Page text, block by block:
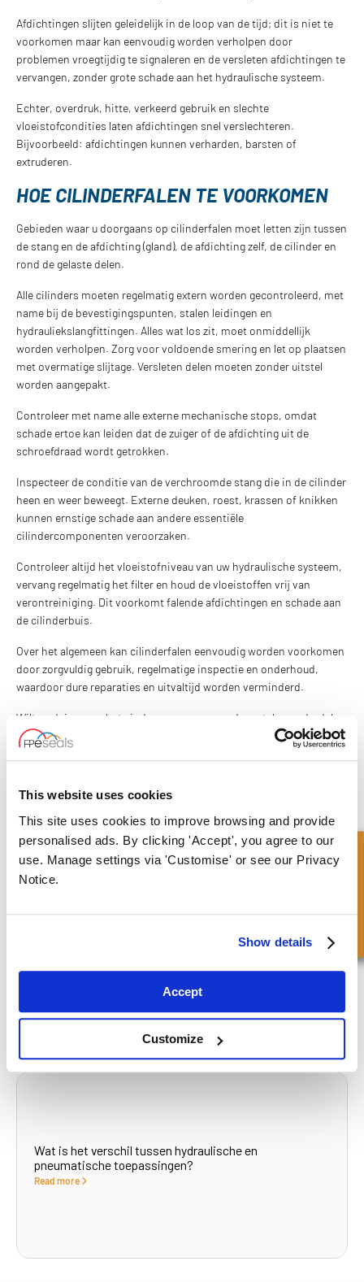
This website uses cookies
This site uses cookies to improve browsing and provide
personalised ads. By clicking 'Accept', you agree to our
use. Manage settings via 'Customise' or see our Privacy
Notice.
Show details
Accept
Customize
Afdichtingen slijten geleidelijk in de loop van de tijd; dit is niet te
voorkomen maar kan eenvoudig worden verholpen door
problemen vroegtijdig te signaleren en de versleten afdichtingen te
vervangen, zonder grote schade aan het hydraulische systeem.
Echter, overdruk, hitte, verkeerd gebruik en slechte
vloeistofcondities laten afdichtingen snel verslechteren.
Bijvoorbeeld: afdichtingen kunnen verharden, barsten of
extruderen.
HOE CILINDERFALEN TE VOORKOMEN
Gebieden waar u doorgaans op cilinderfalen moet letten zijn tussen
de stang en de afdichting (gland), de afdichting zelf, de cilinder en
rond de gelaste delen.
Alle cilinders moeten regelmatig extern worden gecontroleerd, met
name bij de bevestigingspunten, stalen leidingen en
hydrauliekslangfittingen. Alles wat los zit, moet onmiddellijk
worden verholpen. Zorg voor voldoende smering en let op plaatsen
met overmatige slijtage. Versleten delen moeten zonder uitstel
worden aangepakt.
Controleer met name alle externe mechanische stops, omdat
schade ertoe kan leiden dat de zuiger of de afdichting uit de
schroefdraad wordt getrokken.
Inspecteer de conditie van de verchroomde stang die in de cilinder
heen en weer beweegt. Externe deuken, roest, krassen of knikken
kunnen ernstige schade aan andere essentiële
cilindercomponenten veroorzaken.
Controleer altijd het vloeistofniveau van uw hydraulische systeem,
vervang regelmatig het filter en houd de vloeistoffen vrij van
verontreiniging. Dit voorkomt falende afdichtingen en schade aan
de cilinderbuis.
Over het algemeen kan cilinderfalen eenvoudig worden voorkomen
door zorgvuldig gebruik, regelmatige inspectie en onderhoud,
waardoor dure reparaties en uitvaltijd worden verminderd.
Wilt u advies over het vinden van vervangende metalen onderdelen
of afdichtingen voor uw hydraulische cilinder, neem dan vandaag
NEEM CONTACT OP
What to read next...
Read more
Wat is het verschil tussen hydraulische en
pneumatische toepassingen?
Read more
Snel onderzoek